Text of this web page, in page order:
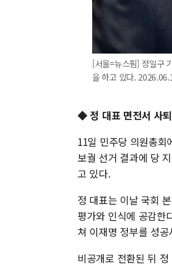
[서울=뉴스핌] 정일구
을 하고 있다.
◆ 정 대표 면전서 사
11일 민주당 의원총회
보궐 선거 결과에 당
고 있다.
정 대표는 이날 국회
평가와 인식에 공감한
쳐 이재명 정부를 성
비공개로 전환된 뒤